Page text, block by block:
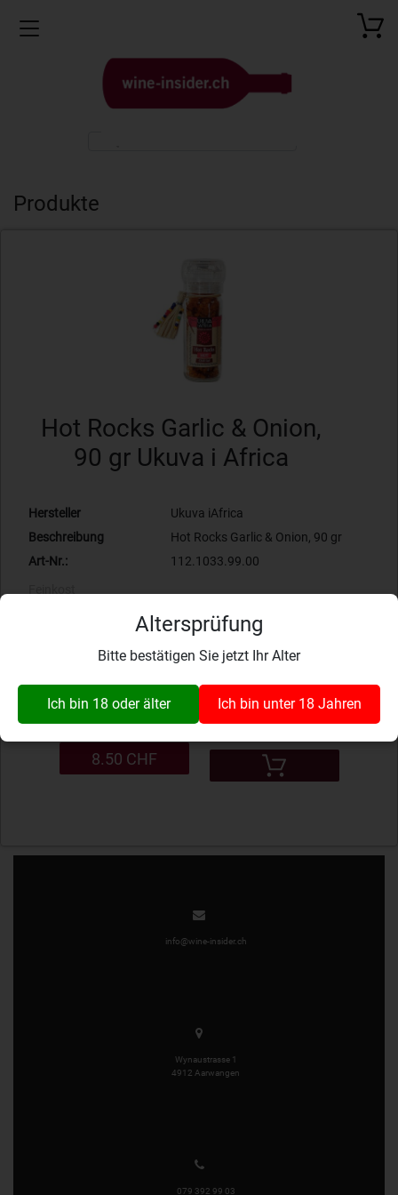
Altersprüfung
Bitte bestätigen Sie jetzt Ihr Alter
Ich bin 18 oder älter Ich bin unter 18 Jahren
Toggle navigation
Produkte
Hot Rocks Garlic & Onion,
90 gr Ukuva i Africa
Hersteller
Ukuva iAfrica
Beschreibung
Hot Rocks Garlic & Onion, 90 gr
Art-Nr.:
112.1033.99.00
Bewertung: 0.00
Zur Wunschliste hinzufügen
Produkt ist verfügbar
8.50 CHF
info@wine-insider.ch
Wynaustrasse 1
4912 Aarwangen
079 392 99 03